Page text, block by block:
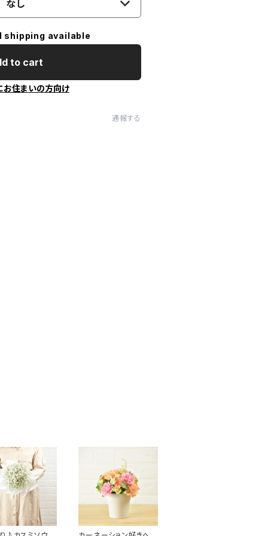
なし
shipping available
to cart
お住まいの方向け
通報する